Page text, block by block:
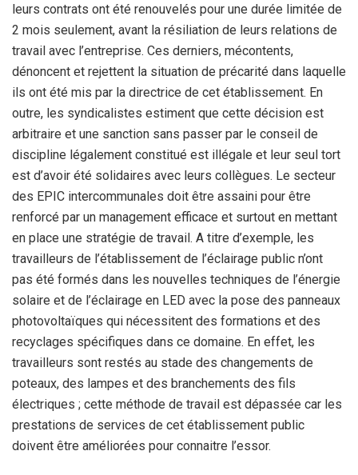
leurs contrats ont été renouvelés pour une durée limitée de
2 mois seulement, avant la résiliation de leurs relations de
travail avec l’entreprise. Ces derniers, mécontents,
dénoncent et rejettent la situation de précarité dans laquelle
ils ont été mis par la directrice de cet établissement. En
outre, les syndicalistes estiment que cette décision est
arbitraire et une sanction sans passer par le conseil de
discipline légalement constitué est illégale et leur seul tort
est d’avoir été solidaires avec leurs collègues. Le secteur
des EPIC intercommunales doit être assaini pour être
renforcé par un management efficace et surtout en mettant
en place une stratégie de travail. A titre d’exemple, les
travailleurs de l’établissement de l’éclairage public n’ont
pas été formés dans les nouvelles techniques de l’énergie
solaire et de l’éclairage en LED avec la pose des panneaux
photovoltaïques qui nécessitent des formations et des
recyclages spécifiques dans ce domaine. En effet, les
travailleurs sont restés au stade des changements de
poteaux, des lampes et des branchements des fils
électriques ; cette méthode de travail est dépassée car les
prestations de services de cet établissement public
doivent être améliorées pour connaitre l’essor.